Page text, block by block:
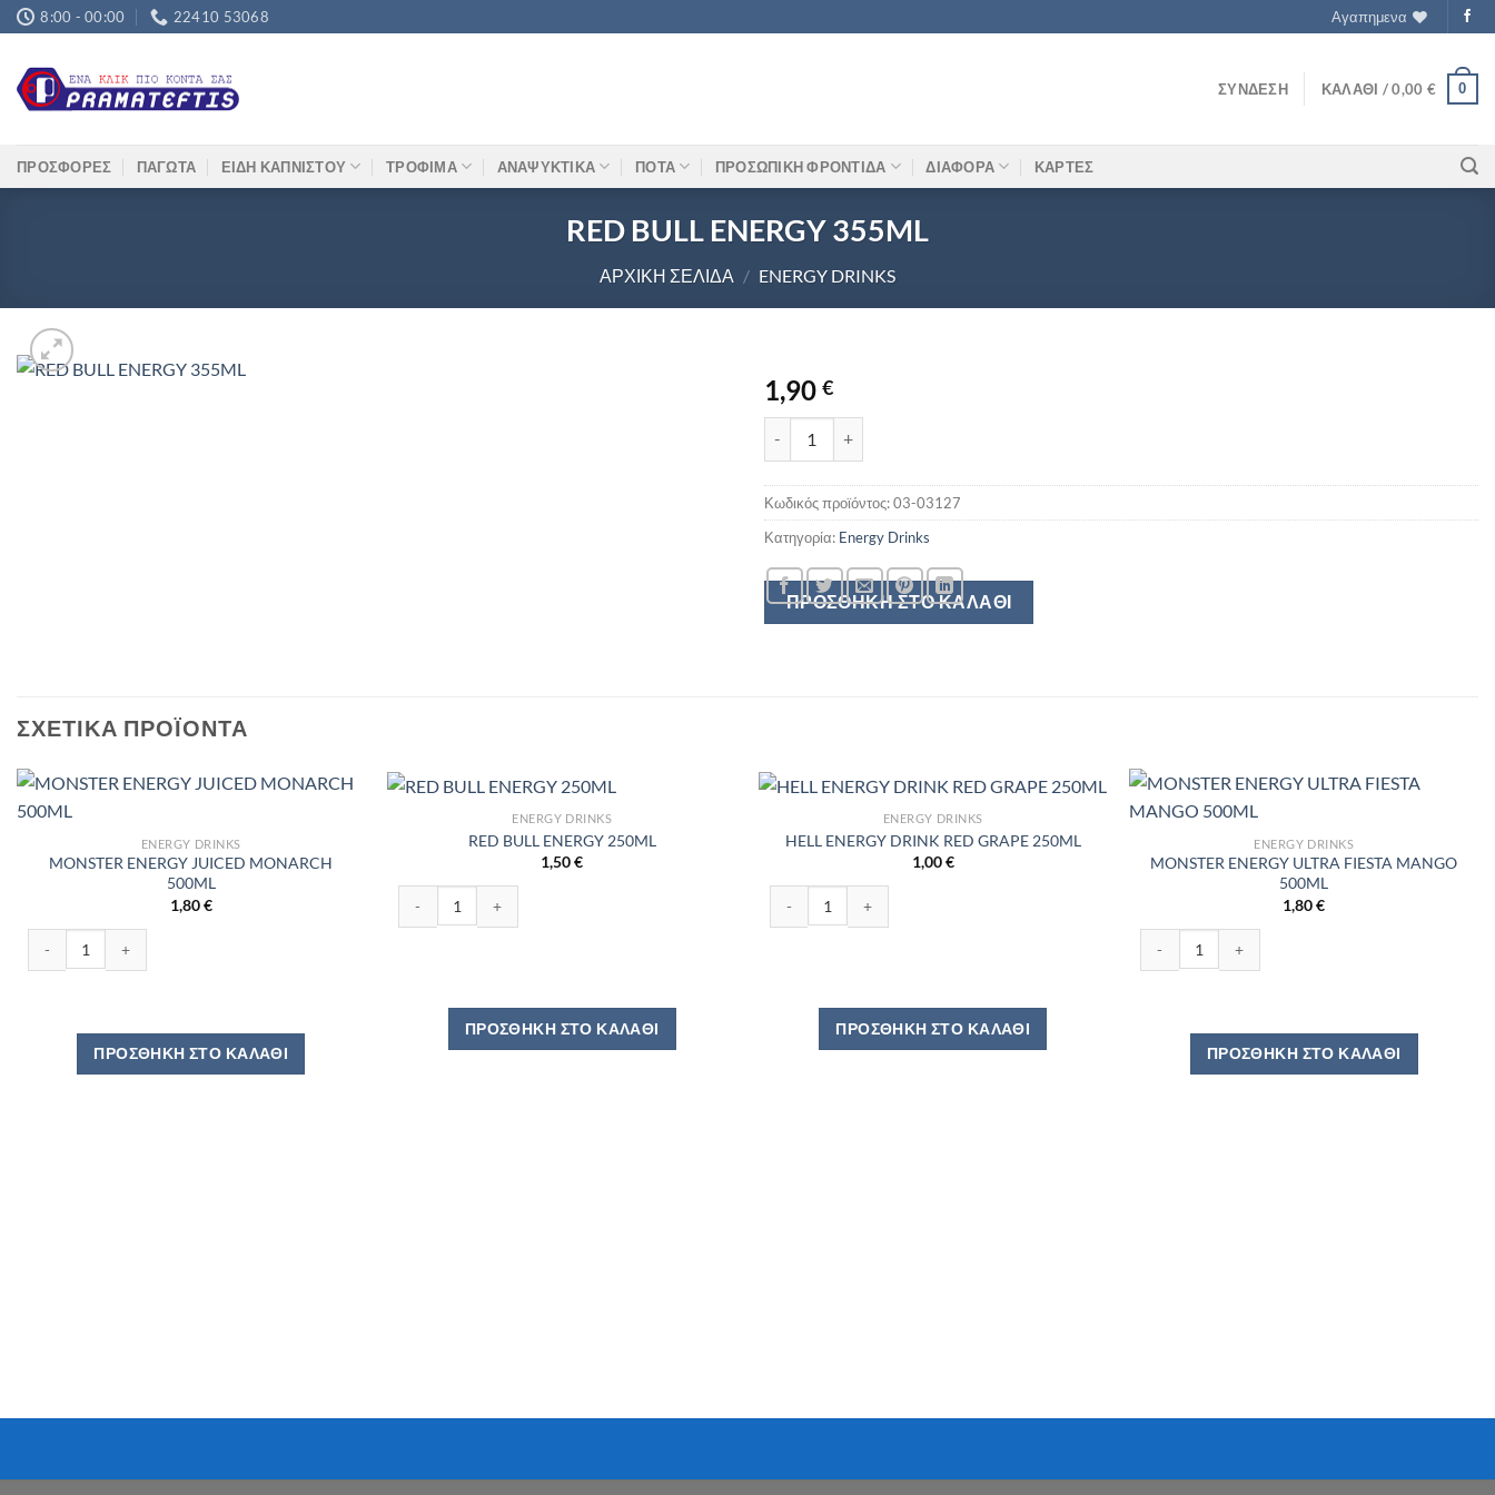
Μετάβαση
στο
περιεχόμενο
8:00 - 00:00 22410 53068 Αγαπημενα
ΣΎΝΔΕΣΗ ΚΑΛΆΘΙ /0,00 € 0
ΠΡΟΣΦΟΡΕΣ ΠΑΓΩΤΑ ΕΙΔΗ ΚΑΠΝΙΣΤΟΥ ΤΡΟΦΙΜΑ ΑΝΑΨΥΚΤΙΚΑ ΠΟΤΑ ΠΡΟΣΩΠΙΚΗ ΦΡΟΝΤΙΔΑ ΔΙΑΦΟΡΑ ΚΑΡΤΕΣ
RED BULL ENERGY 355ML
ΑΡΧΙΚΉ ΣΕΛΊΔΑ / ENERGY DRINKS
1,90 €
ΠΡΟΣΘΉΚΗ ΣΤΟ ΚΑΛΆΘΙ
Κωδικός προϊόντος:03-03127
Κατηγορία: Energy Drinks
ΣΧΕΤΙΚΆ ΠΡΟΪΌΝΤΑ
ENERGY DRINKS
MONSTER ENERGY JUICED MONARCH
500ML
1,80€
ΠΡΟΣΘΉΚΗ ΣΤΟ ΚΑΛΆΘΙ
ENERGY DRINKS
RED BULL ENERGY 250ML
1,50€
ΠΡΟΣΘΉΚΗ ΣΤΟ ΚΑΛΆΘΙ
ENERGY DRINKS
HELL ENERGY DRINK RED GRAPE 250ML
1,00€
ΠΡΟΣΘΉΚΗ ΣΤΟ ΚΑΛΆΘΙ
ENERGY DRINKS
MONSTER ENERGY ULTRA FIESTA MANGO
500ML
1,80€
ΠΡΟΣΘΉΚΗ ΣΤΟ ΚΑΛΆΘΙ